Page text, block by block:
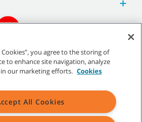
Tutti i diritti riservati.
generali |Termini di utilizzo
Termini
di vendita
Cookies”, you agree to the storing of
to enhance site navigation, analyze
in our marketing efforts. Cookies
All Cookies